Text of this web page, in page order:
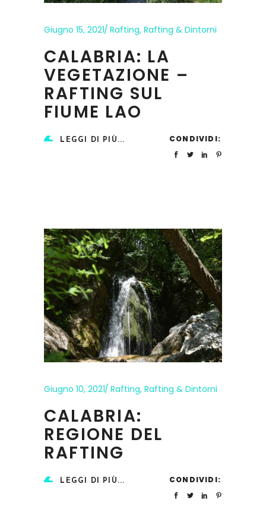
Giugno 15, 2021 Rafting, Rafting & Dintorni
CALABRIA: LA
VEGETAZIONE –
RAFTING SUL
FIUME LAO
LEGGI DI PIÙ... CONDIVIDI:
Giugno 10, 2021 Rafting, Rafting & Dintorni
CALABRIA:
REGIONE DEL
RAFTING
LEGGI DI PIÙ... CONDIVIDI: